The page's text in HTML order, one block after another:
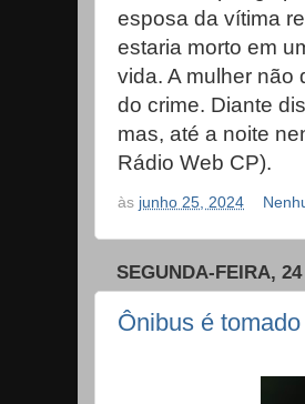
esposa da vítima
estaria morto em
vida. A mulher não
do crime. Diante
mas, até a noite
Rádio Web CP).
às junho 25, 2024
SEGUNDA-FEIRA,
Ônibus é